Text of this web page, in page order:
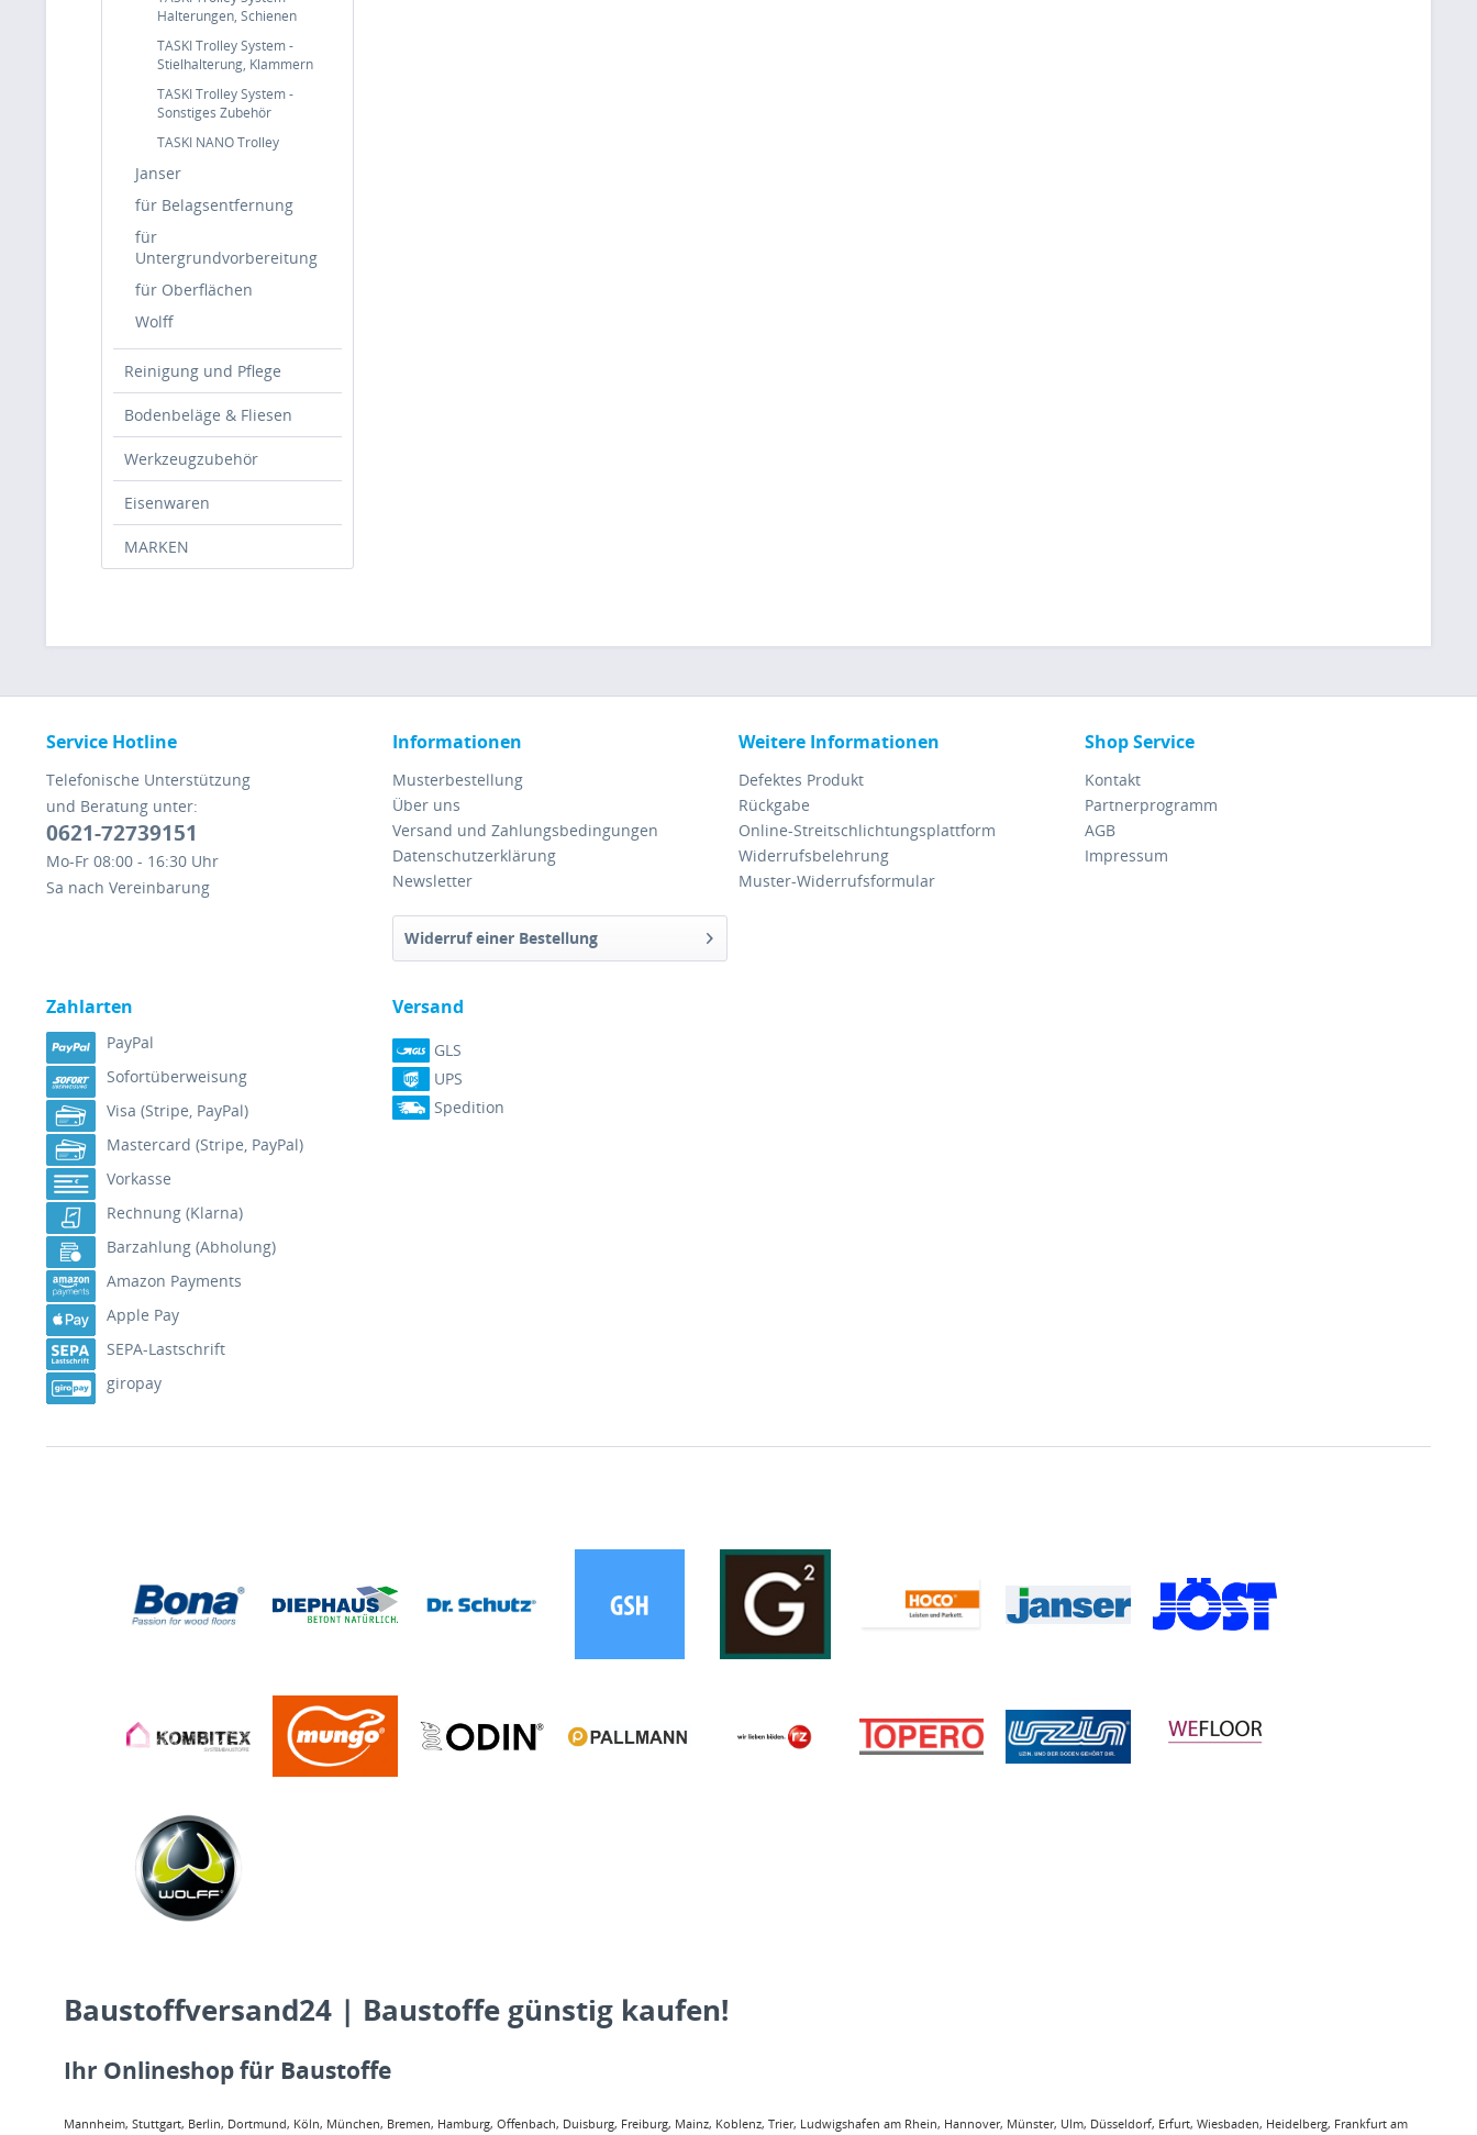
Halterungen, Schienen
TASKI Trolley System -
Stielhalterung, Klammern
TASKI Trolley System -
Sonstiges Zubehör
TASKI NANO Trolley
Janser
für Belagsentfernung
für
Untergrundvorbereitung
für Oberflächen
Wolff
Reinigung und Pflege
Bodenbeläge & Fliesen
Werkzeugzubehör
Eisenwaren
MARKEN
Service Hotline
Telefonische Unterstützung
und Beratung unter:
0621-72739151
Mo-Fr 08:00 - 16:30 Uhr
Sa nach Vereinbarung
Informationen
Musterbestellung
Über uns
Versand und Zahlungsbedingungen
Datenschutzerklärung
Newsletter
Widerruf einer Bestellung
Weitere Informationen
Defektes Produkt
Rückgabe
Online-Streitschlichtungsplattform
Widerrufsbelehrung
Muster-Widerrufsformular
Shop Service
Kontakt
Partnerprogramm
AGB
Impressum
Zahlarten
PayPal
Sofortüberweisung
Visa (Stripe, PayPal)
Mastercard (Stripe, PayPal)
Vorkasse
Rechnung (Klarna)
Barzahlung (Abholung)
Amazon Payments
Apple Pay
SEPA-Lastschrift
giropay
Versand
GLS
UPS
Spedition
Baustoffversand24 | Baustoffe günstig kaufen!
Ihr Onlineshop für Baustoffe
Mannheim, Stuttgart, Berlin, Dortmund, Köln, München, Bremen, Hamburg, Offenbach, Duisburg, Freiburg, Mainz, Koblenz, Trier, Ludwigshafen am Rhein, Hannover, Münster, Ulm, Düsseldorf, Erfurt, Wiesbaden, Heidelberg, Frankfurt am